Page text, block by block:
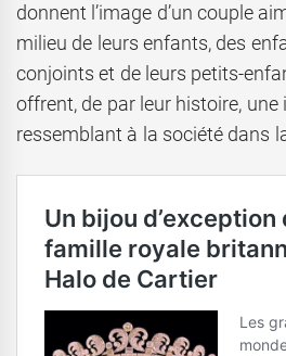
donnent l’image d’un couple
milieu de leurs enfants, des
conjoints et de leurs petits-
offrent, de par leur histoire, une
ressemblant à la société dans